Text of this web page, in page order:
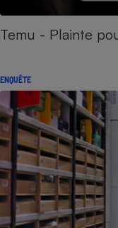
Temu - Plainte
ENQUÊTE